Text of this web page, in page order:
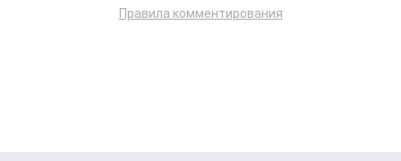
Правила комментирования